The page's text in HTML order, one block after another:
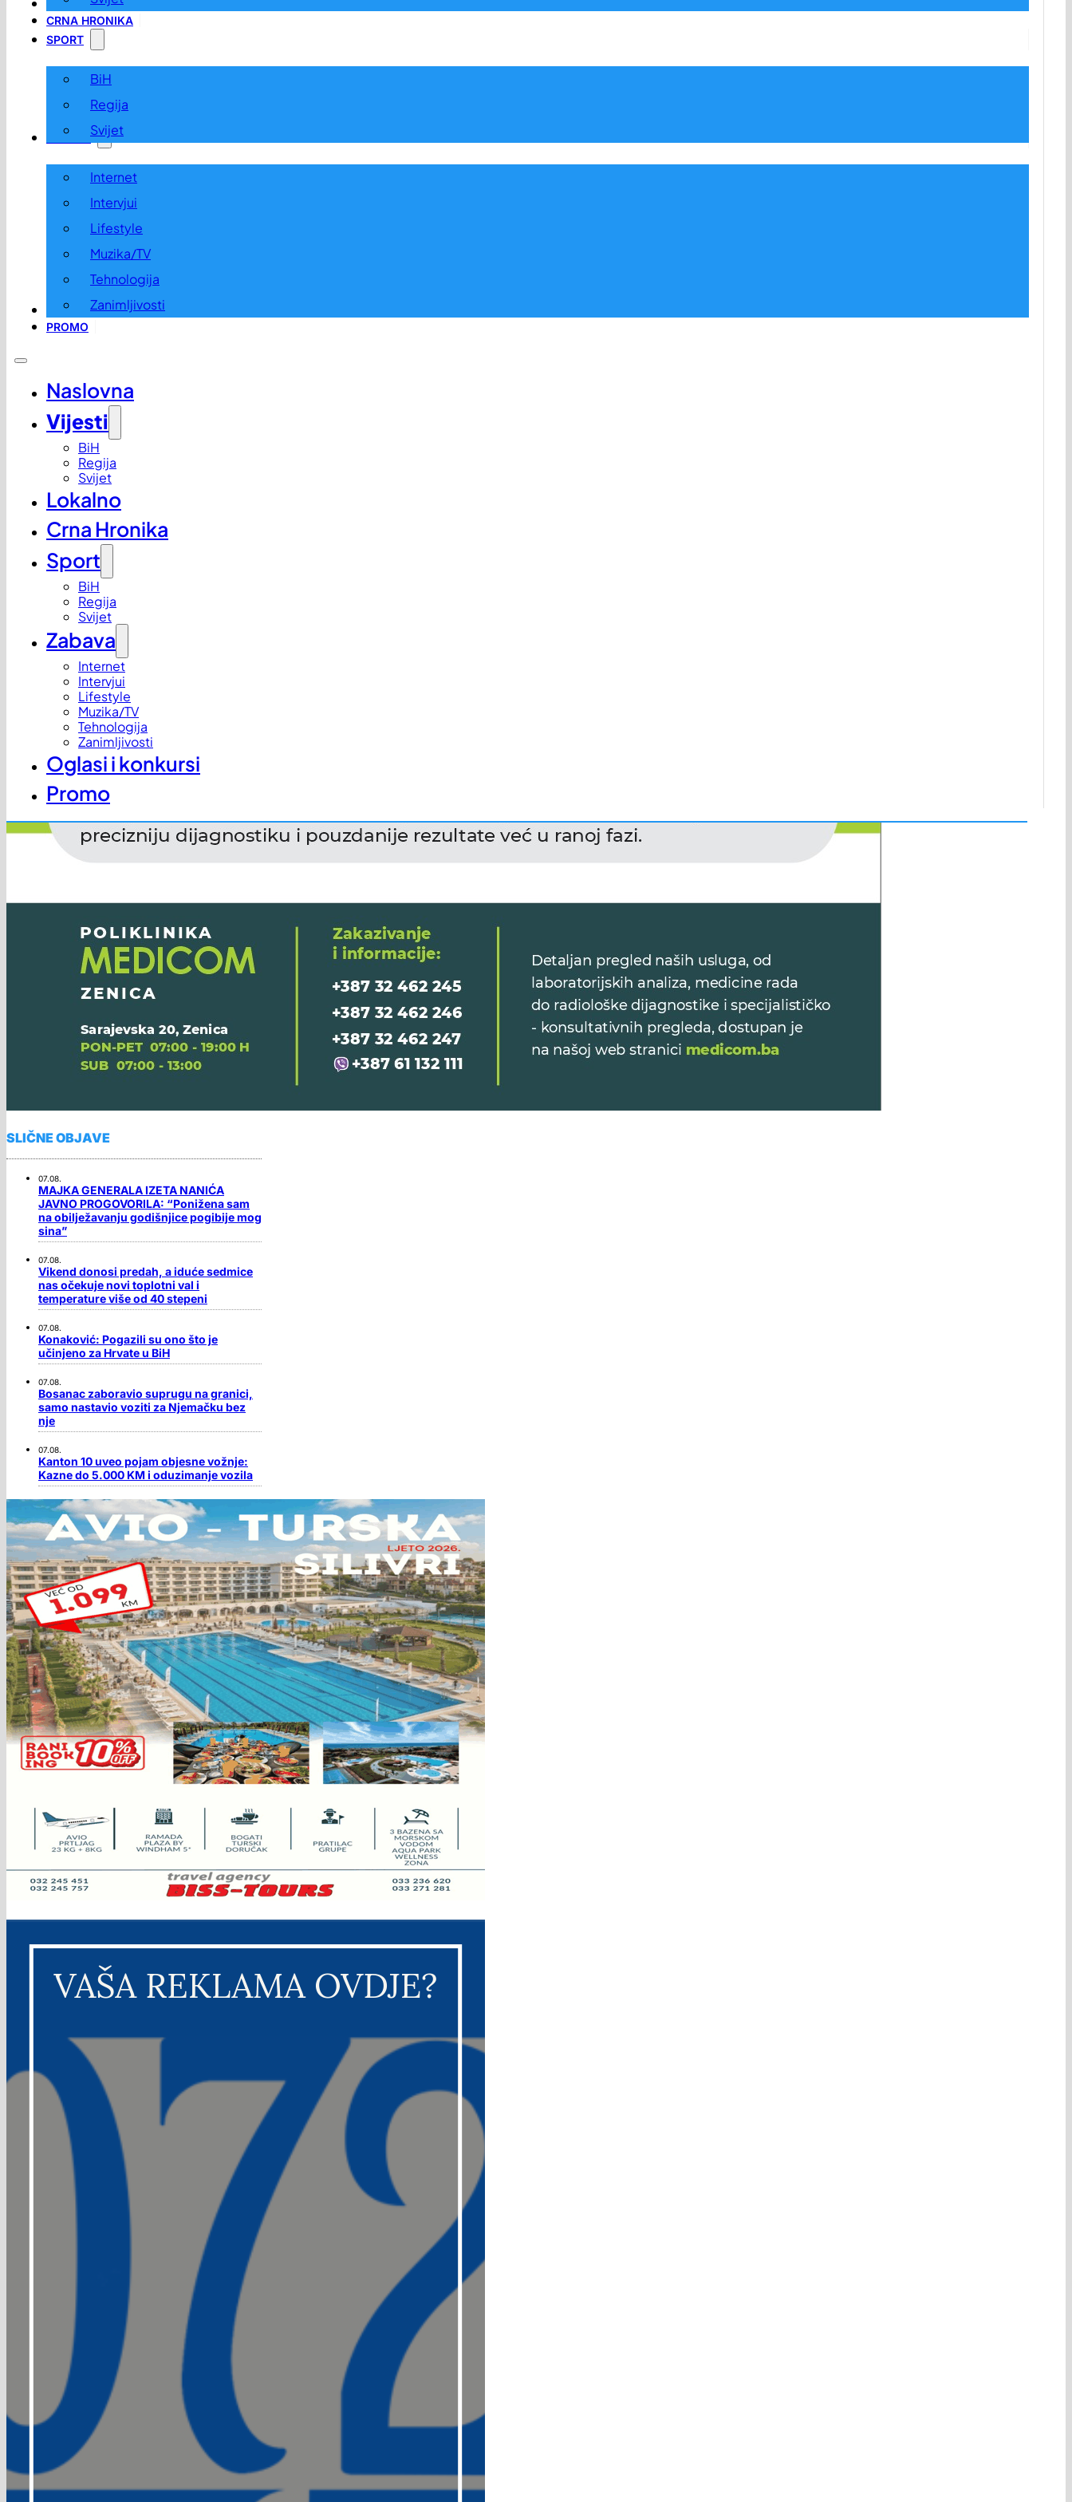
LOKALNO
CRNA HRONIKA
SPORT
BiH
Regija
Svijet
ZABAVA
Internet
Intervjui
Lifestyle
Muzika/TV
Tehnologija
Zanimljivosti
OGLASI I KONKURSI
PROMO
Naslovna
Vijesti
BiH
Regija
Svijet
Lokalno
Crna Hronika
Sport
BiH
Regija
Svijet
Zabava
Internet
Intervjui
Lifestyle
Muzika/TV
Tehnologija
Zanimljivosti
Oglasi i konkursi
Promo
SLIČNE OBJAVE
07.08.
MAJKA GENERALA IZETA NANIĆA
JAVNO PROGOVORILA: “Ponižena sam
na obilježavanju godišnjice pogibije mog
sina”
07.08.
Vikend donosi predah, a iduće sedmice
nas očekuje novi toplotni val i
temperature više od 40 stepeni
07.08.
Konaković: Pogazili su ono što je
učinjeno za Hrvate u BiH
07.08.
Bosanac zaboravio suprugu na granici,
samo nastavio voziti za Njemačku bez
nje
07.08.
Kanton 10 uveo pojam objesne vožnje:
Kazne do 5.000 KM i oduzimanje vozila